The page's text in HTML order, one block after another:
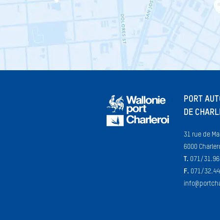
PORT
DE
31 rue de
6000
T. 071/
F. 071/